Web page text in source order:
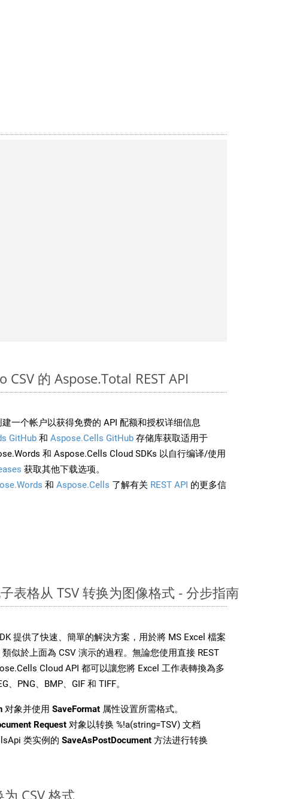
CSV 的 Aspose.Total REST API
建一个帐户以获得免费的 API 配额和授权详细信息
GitHub 和 Aspose.Cells GitHub 存储库获取适用于
和 Aspose.Cells Cloud SDKs 以自行编译/使用
获取其他下载选项。
和 Aspose.Cells 了解有关 REST API 的更多信
表格从 TSV 转换为图像格式 - 分步指南
提供了快速、簡單的解決方案，用於將 MS Excel 檔案
似於上面為 CSV 演示的過程。無論您使用直接 REST
Cloud API 都可以讓您將 Excel 工作表轉換為多
、PNG、BMP、GIF 和 TIFF。
对象并使用 SaveFormat 属性设置所需格式。
Request 对象以转换 %!a(string=TSV) 文档
类实例的 SaveAsPostDocument 方法进行转换
CSV 格式